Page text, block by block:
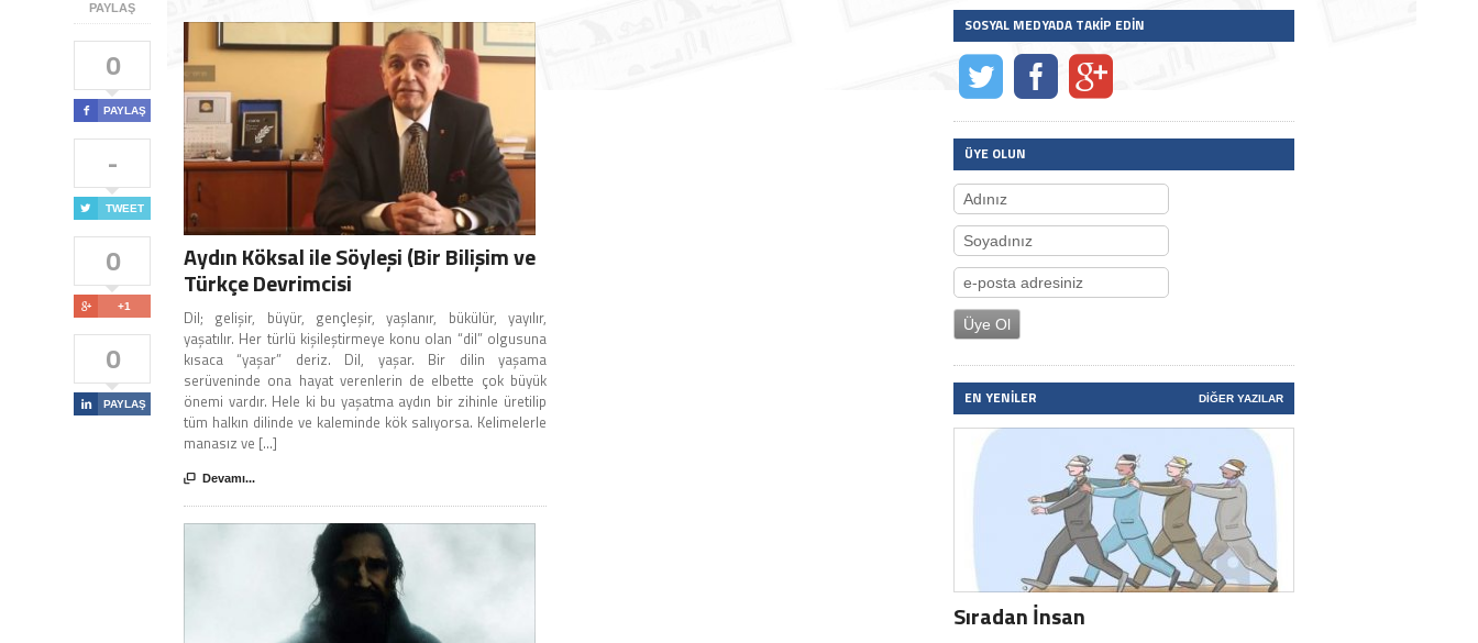
PAYLAŞ
0
 PAYLAŞ
-
 TWEET
0
 +1
0
 PAYLAŞ
Aydın Köksal ile Söyleşi (Bir Bilişim ve
Türkçe Devrimcisi
Dil; gelişir, büyür, gençleşir, yaşlanır, bükülür, yayılır,
yaşatılır. Her türlü kişileştirmeye konu olan “dil” olgusuna
kısaca “yaşar” deriz. Dil, yaşar. Bir dilin yaşama
serüveninde ona hayat verenlerin de elbette çok büyük
önemi vardır. Hele ki bu yaşatma aydın bir zihinle üretilip
tüm halkın dilinde ve kaleminde kök salıyorsa. Kelimelerle
manasız ve [...]
 Devamı...
SOSYAL MEDYADA TAKIP EDIN
ÜYE OLUN
EN YENILER DIĞER YAZILAR
Sıradan İnsan